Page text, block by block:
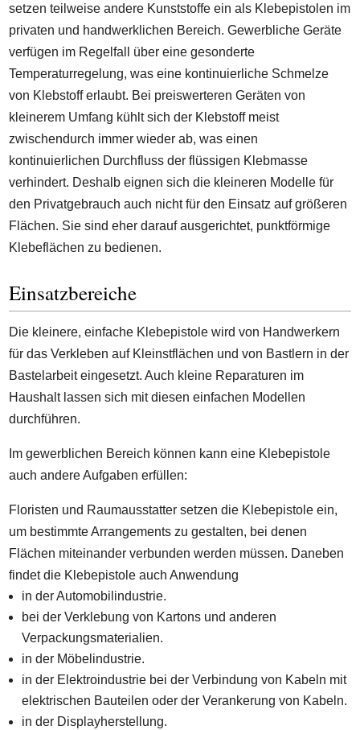
setzen teilweise andere Kunststoffe ein als Klebepistolen im
privaten und handwerklichen Bereich. Gewerbliche Geräte
verfügen im Regelfall über eine gesonderte
Temperaturregelung, was eine kontinuierliche Schmelze
von Klebstoff erlaubt. Bei preiswerteren Geräten von
kleinerem Umfang kühlt sich der Klebstoff meist
zwischendurch immer wieder ab, was einen
kontinuierlichen Durchfluss der flüssigen Klebmasse
verhindert. Deshalb eignen sich die kleineren Modelle für
den Privatgebrauch auch nicht für den Einsatz auf größeren
Flächen. Sie sind eher darauf ausgerichtet, punktförmige
Klebeflächen zu bedienen.
Einsatzbereiche
Die kleinere, einfache Klebepistole wird von Handwerkern
für das Verkleben auf Kleinstflächen und von Bastlern in der
Bastelarbeit eingesetzt. Auch kleine Reparaturen im
Haushalt lassen sich mit diesen einfachen Modellen
durchführen.
Im gewerblichen Bereich können kann eine Klebepistole
auch andere Aufgaben erfüllen:
Floristen und Raumausstatter setzen die Klebepistole ein,
um bestimmte Arrangements zu gestalten, bei denen
Flächen miteinander verbunden werden müssen. Daneben
findet die Klebepistole auch Anwendung
in der Automobilindustrie.
bei der Verklebung von Kartons und anderen
Verpackungsmaterialien.
in der Möbelindustrie.
in der Elektroindustrie bei der Verbindung von Kabeln mit
elektrischen Bauteilen oder der Verankerung von Kabeln.
in der Displayherstellung.